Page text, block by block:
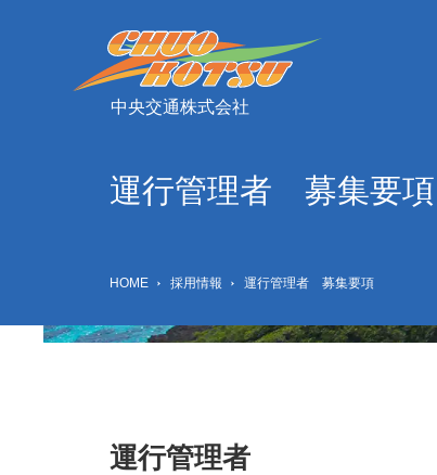
中央交通株式会社
運行管理者 募集要項
HOME 採用情報 運行管理者 募集要項
運行管理者